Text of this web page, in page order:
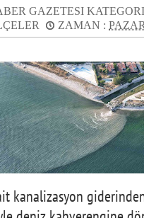
GAZETESI
ZAMAN :
kanalizasyon